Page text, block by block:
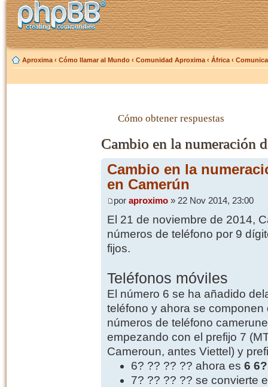
Aproxima ‹ Cómo llamar al Mundo ‹ Comunidad Aproxima ‹ África ‹
Cómo obtener respuestas
Cambio en la numeración
Cambio en la
en Camerún
por aproximo» 22 Nov 2014, 23:00
El 21 de noviembre de 2014,
números de teléfono por 9
fijos.
Teléfonos móviles
El número 6 se ha añadido
teléfono y ahora se
números de teléfono
empezando con el prefijo 7
Cameroun, antes Viettel) y
6? ?? ?? ?? ahora es 6
7? ?? ?? ?? se convierte